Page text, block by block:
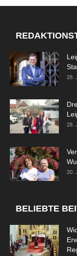
28.
28.
20.
BELIEBTE